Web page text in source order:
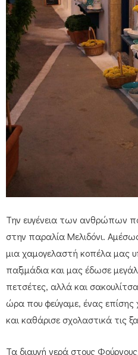
Την ευγένεια των ανθρώπων
στην παραλία Μελιδόνι.
μια χαμογελαστή κοπέλα μας
παξιμάδια και μας έδωσε
πετσέτες, αλλά και
ώρα που φεύγαμε, ένας επίσης
και καθάρισε σχολαστικά τις
Τα διαυγή νερά στους